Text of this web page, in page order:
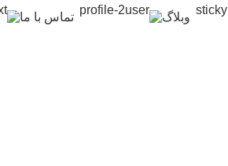
وبلاگ تماس با ما